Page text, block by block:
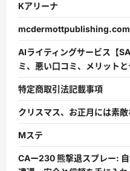
Kアリーナ
mcdermottpublishing.com
AIライティングサービス【
ミ、悪い口コミ、メリット
特定商取引法記載事項
クリスマス、お正月には素
Mステ
CAー230 熊撃退スプレー: